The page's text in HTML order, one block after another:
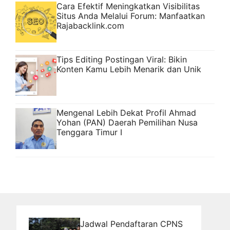
Cara Efektif Meningkatkan Visibilitas
Situs Anda Melalui Forum: Manfaatkan
Rajabacklink.com
Tips Editing Postingan Viral: Bikin
Konten Kamu Lebih Menarik dan Unik
Mengenal Lebih Dekat Profil Ahmad
Yohan (PAN) Daerah Pemilihan Nusa
Tenggara Timur I
Jadwal Pendaftaran CPNS